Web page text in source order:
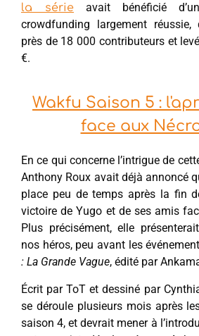
la série avait bénéficié
crowdfunding largement
près de 18 000 contributeurs et
€.
Wakfu Saison 5 :
face aux
En ce qui concerne l’intrigue de
Anthony Roux avait déjà annoncé
place peu de temps après la fin
victoire de Yugo et de ses amis
Plus précisément, elle
nos héros, peu avant les
: La Grande Vague, édité par
Écrit par ToT et dessiné par
se déroule plusieurs mois après
saison 4, et devrait mener à